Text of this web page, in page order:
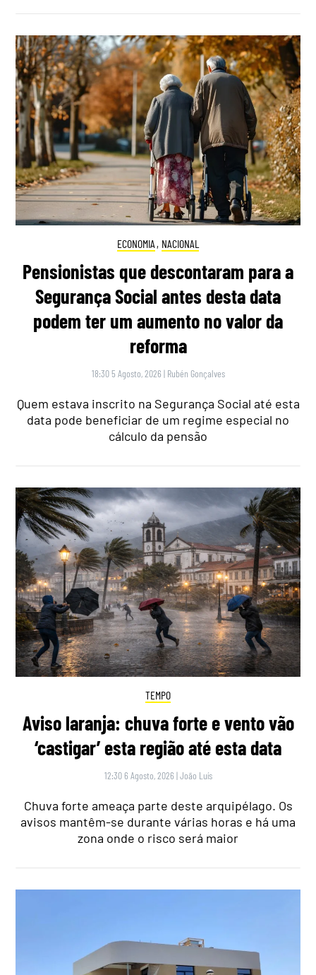
ECONOMIA , NACIONAL
Pensionistas que descontaram para a
Segurança Social antes desta data
podem ter um aumento no valor da
reforma
18:30 5 Agosto, 2026 | Rubén Gonçalves
Quem estava inscrito na Segurança Social até esta
data pode beneficiar de um regime especial no
cálculo da pensão
TEMPO
Aviso laranja: chuva forte e vento vão
‘castigar’ esta região até esta data
12:30 6 Agosto, 2026 |João Luís
Chuva forte ameaça parte deste arquipélago. Os
avisos mantêm-se durante várias horas e há uma
zona onde o risco será maior